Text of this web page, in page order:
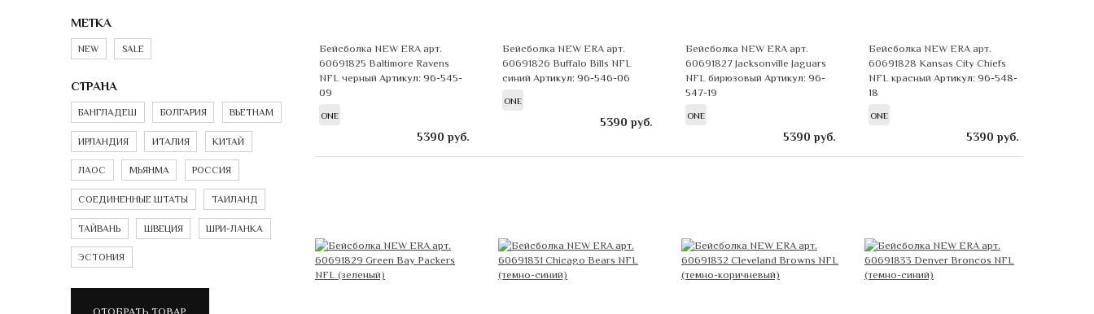
Бейсболка NEW ERA арт.
60691825 Baltimore Ravens
NFL черный Артикул: 96-545-
09
ONE
5390 руб.
Бейсболка NEW ERA арт.
60691826 Buffalo Bills NFL
синий Артикул: 96-546-06
ONE
5390 руб.
Бейсболка NEW ERA арт.
60691827 Jacksonville Jaguars
NFL бирюзовый Артикул: 96-
547-19
ONE
5390 руб.
Бейсболка NEW ERA арт.
60691828 Kansas City Chiefs
NFL красный Артикул: 96-548-
18
ONE
5390 руб.
МЕТКА
NEW SALE
СТРАНА
БАНГЛАДЕШ БОЛГАРИЯ ВЬЕТНАМ
ИРЛАНДИЯ ИТАЛИЯ КИТАЙ
ЛАОС МЬЯНМА РОССИЯ
СОЕДИНЕННЫЕ ШТАТЫ ТАИЛАНД
ТАЙВАНЬ ШВЕЦИЯ ШРИ-ЛАНКА
ЭСТОНИЯ